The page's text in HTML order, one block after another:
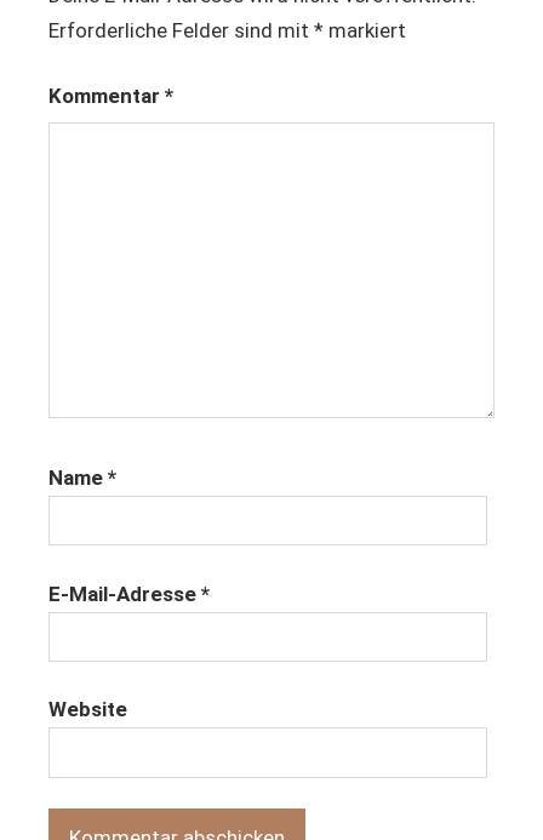
Erforderliche Felder sind mit * markiert
Kommentar *
Name *
E-Mail-Adresse *
Website